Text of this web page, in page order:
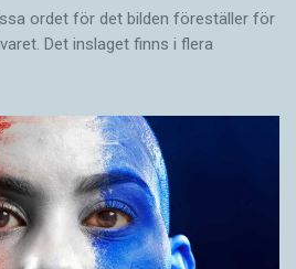
ordet för det bilden föreställer för
Det inslaget finns i flera